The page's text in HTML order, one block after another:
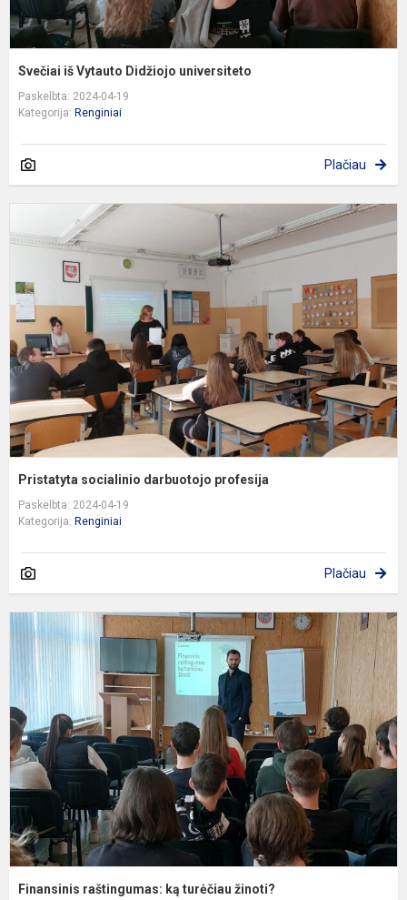
Svečiai iš Vytauto Didžiojo universiteto
Paskelbta: 2024-04-19
Kategorija: Renginiai
Plačiau
Pristatyta socialinio darbuotojo profesija
Paskelbta: 2024-04-19
Kategorija: Renginiai
Plačiau
Finansinis raštingumas: ką turėčiau žinoti?